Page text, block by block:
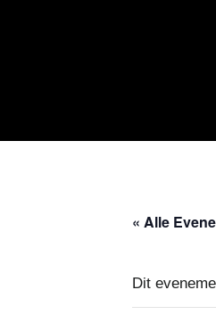
« Alle
Dit